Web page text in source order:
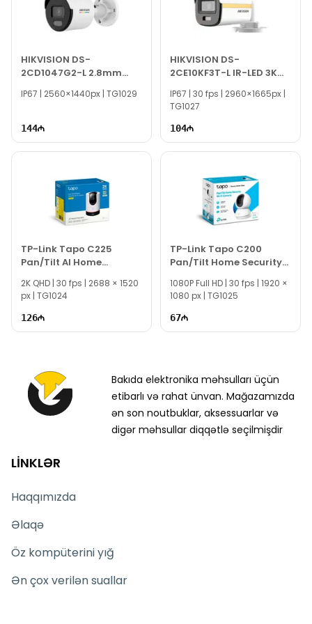
TP-Link Tapo C100 kamerası rəsmi zəmanətlə gəlir.
Sürətli və etibarlı çatdırılma ilə TEXNO Gallery-dən
HIKVISION DS-
2CD1047G2-L 2.8mm
4mp LED 30m IP ColorVu
Lite AcuSense Bullet
IP67 | 2560×1440px | TG1029
144
HIKVISION DS-
2CE10KF3T-L IR-LED 3K
ColorVu Dual-light Fixed
Bullet KAMERA
IP67 | 30 fps | 2960×1665px |
TG1027
104
TP-Link Tapo C225
Pan/Tilt AI Home
Security Wi-Fi Camera
2K QHD | 30 fps | 2688 × 1520
px | TG1024
126
TP-Link Tapo C200
Pan/Tilt Home Security
Wi-Fi Camera
1080P Full HD | 30 fps | 1920 ×
1080 px | TG1025
67
Bakıda elektronika məhsulları üçün
etibarlı və rahat ünvan. Mağazamızda
ən son noutbuklar, aksessuarlar və
digər məhsullar diqqətlə seçilmişdir
LİNKLƏR
Haqqımızda
Əlaqə
Öz kompüterini yığ
Ən çox verilən suallar